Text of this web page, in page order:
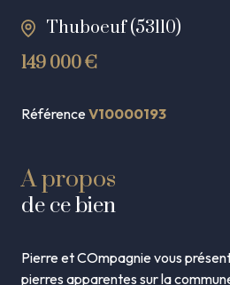
Thuboeuf (53110)
149 000 €
RéférenceV10000193
A propos
de ce bien
Pierre et COmpagnie vous
pierres apparentes sur la